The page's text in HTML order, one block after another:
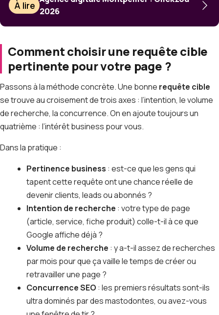
À lire 2026
Comment choisir une requête cible
pertinente pour votre page ?
Passons à la méthode concrète. Une bonne requête cible
se trouve au croisement de trois axes : l’intention, le volume
de recherche, la concurrence. On en ajoute toujours un
quatrième : l’intérêt business pour vous.
Dans la pratique :
Pertinence business : est-ce que les gens qui
tapent cette requête ont une chance réelle de
devenir clients, leads ou abonnés ?
Intention de recherche : votre type de page
(article, service, fiche produit) colle-t-il à ce que
Google affiche déjà ?
Volume de recherche : y a-t-il assez de recherches
par mois pour que ça vaille le temps de créer ou
retravailler une page ?
Concurrence SEO : les premiers résultats sont-ils
ultra dominés par des mastodontes, ou avez-vous